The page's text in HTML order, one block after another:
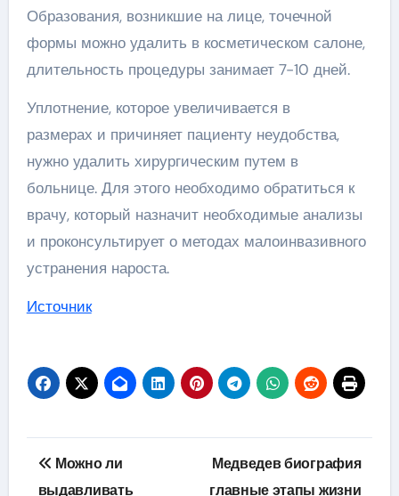
Образования, возникшие на лице, точечной
формы можно удалить в косметическом салоне,
длительность процедуры занимает 7-10 дней.
Уплотнение, которое увеличивается в
размерах и причиняет пациенту неудобства,
нужно удалить хирургическим путем в
больнице. Для этого необходимо обратиться к
врачу, который назначит необходимые анализы
и проконсультирует о методах малоинвазивного
устранения нароста.
Источник
Навигация
Можно ли
выдавливать
Медведев биография
главные этапы жизни